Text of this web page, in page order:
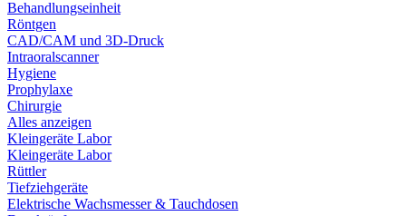
Behandlungseinheit
Röntgen
CAD/CAM und 3D-Druck
Intraoralscanner
Hygiene
Prophylaxe
Chirurgie
Alles anzeigen
Kleingeräte Labor
Kleingeräte Labor
Rüttler
Tiefziehgeräte
Elektrische Wachsmesser & Tauchdosen